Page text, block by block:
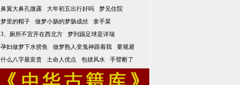
鼻翼大鼻孔微露
大年初五出行好吗
梦见住院
梦里的帽子
做梦小肠的梦肠成丝
拿手菜
3、厕所不宜开在西北方
梦到踢足球是详瑞
孕妇做梦下水捞鱼
做梦熟人变鬼神跟着我
要规避
什么八字最富贵
土命人优点 包拯风水 手臂断了